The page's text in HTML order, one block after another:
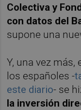
Colectiva y
con datos del
supone una
Y, una vez
los españoles -
este diario- se
la inversión